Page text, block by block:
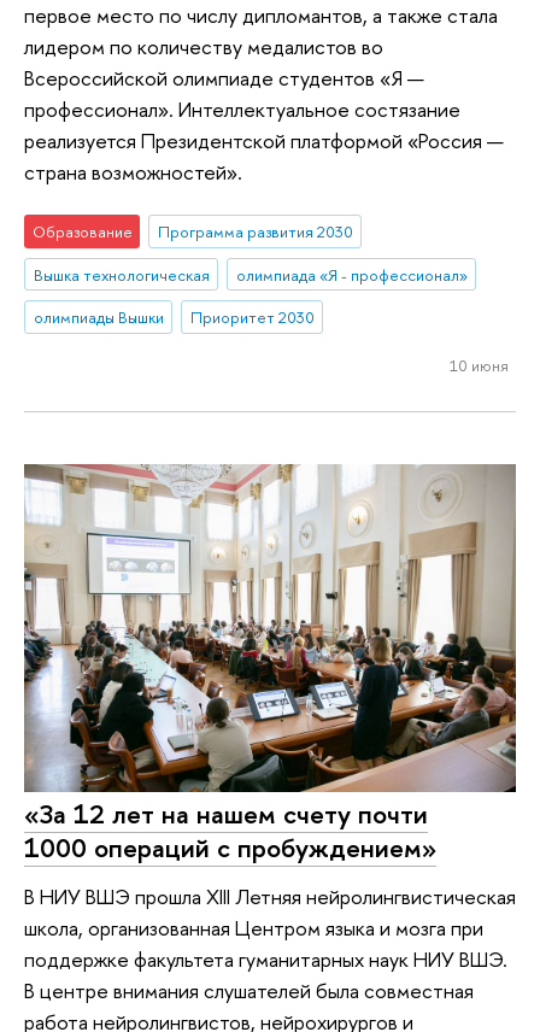
первое место по числу дипломантов, а также стала
лидером по количеству медалистов во
Всероссийской олимпиаде студентов «Я —
профессионал». Интеллектуальное состязание
реализуется Президентской платформой «Россия —
страна возможностей».
Образование
Программа развития 2030
Вышка технологическая
олимпиада «Я - профессионал»
олимпиады Вышки
Приоритет 2030
10 июня
«За 12 лет на нашем счету почти
1000 операций с пробуждением»
В НИУ ВШЭ прошла XIII Летняя нейролингвистическая
школа, организованная Центром языка и мозга при
поддержке факультета гуманитарных наук НИУ ВШЭ.
В центре внимания слушателей была совместная
работа нейролингвистов, нейрохирургов и